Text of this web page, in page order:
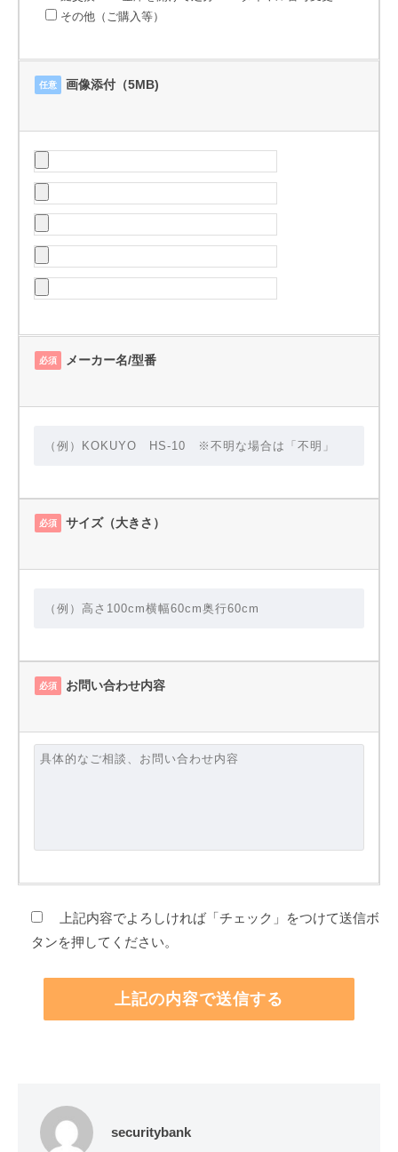
その他（ご購入等）
任意 画像添付（5MB)
必須 メーカー名/型番
必須 サイズ（大きさ）
必須 お問い合わせ内容
上記内容でよろしければ「チェック」をつけて送信ボ
タンを押してください。
securitybank